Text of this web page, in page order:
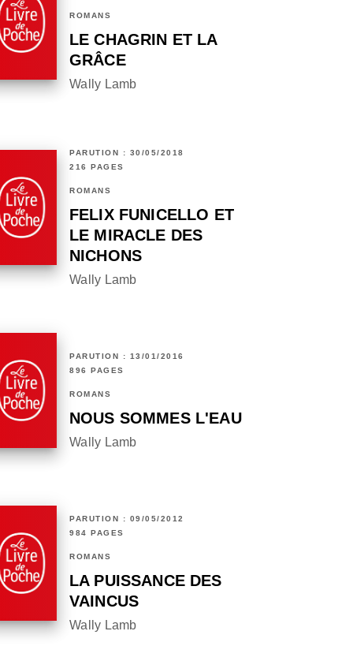
ROMANS
LE CHAGRIN ET LA
GRÂCE
Wally Lamb
PARUTION : 30/05/2018
216 PAGES
ROMANS
FELIX FUNICELLO ET
LE MIRACLE DES
NICHONS
Wally Lamb
PARUTION : 13/01/2016
896 PAGES
ROMANS
NOUS SOMMES L'EAU
Wally Lamb
PARUTION : 09/05/2012
984 PAGES
ROMANS
LA PUISSANCE DES
VAINCUS
Wally Lamb